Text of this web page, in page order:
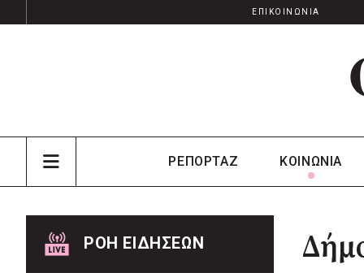
ΕΠΙΚΟΙΝΩΝΙΑ
ΡΕΠΟΡΤΑΖ ΚΟΙΝΩΝΙΑ
ΡΟΗ ΕΙΔΗΣΕΩΝ